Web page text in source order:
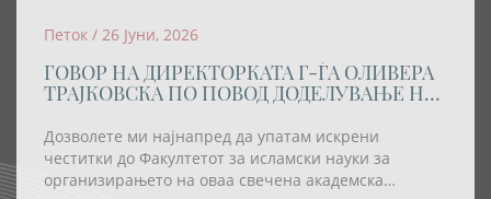
Петок / 26 Јуни, 2026
ГОВОР НА ДИРЕКТОРКАТА Г-ЃА ОЛИВЕРА
ТРАЈКОВСКА ПО ПОВОД ДОДЕЛУВАЊЕ НА
HONORIS CAUSA” НА РЕИСОТ НА ИВЗ
Дозволете ми најнапред да упатам искрени
честитки до Факултетот за исламски науки за
организирањето на оваа свечена академска